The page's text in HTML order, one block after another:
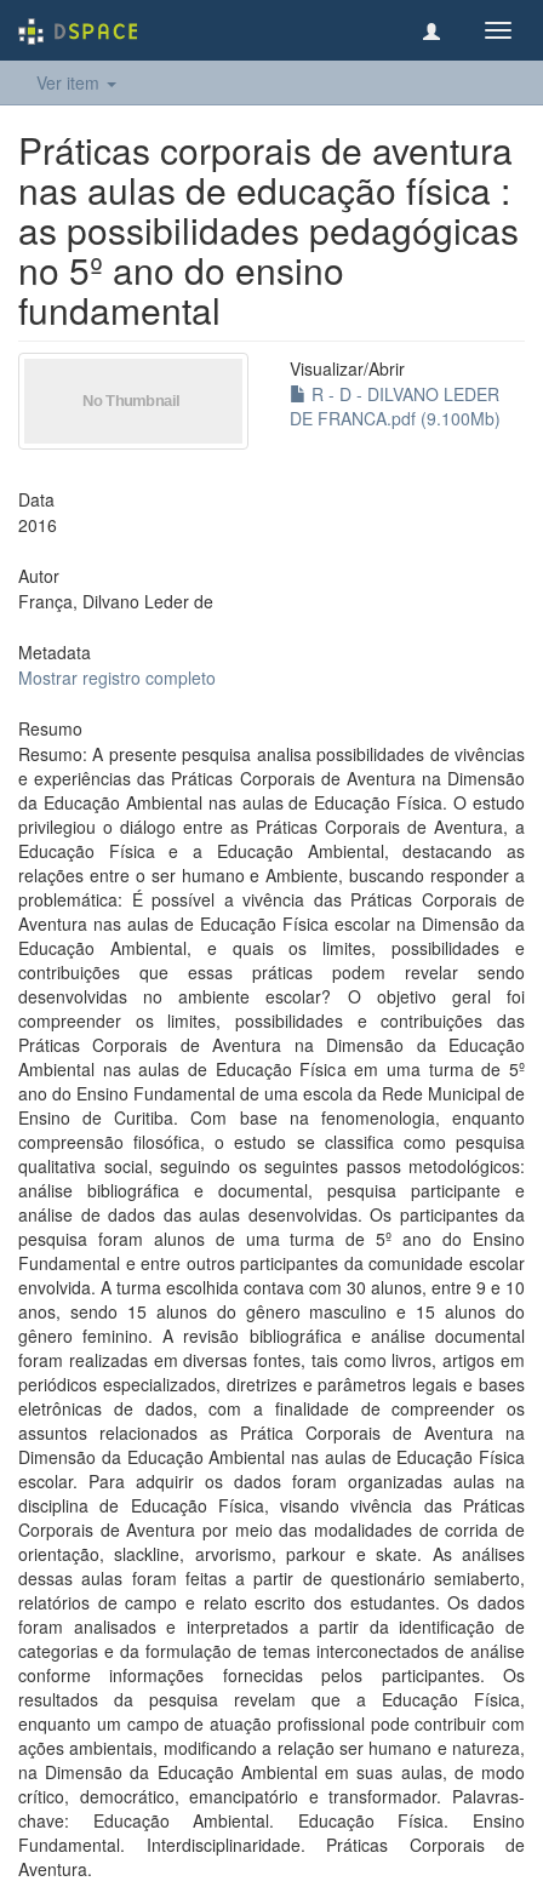
Ver item
Práticas corporais de aventura
nas aulas de educação física :
as possibilidades pedagógicas
no 5º ano do ensino
fundamental
Visualizar/Abrir
R - D - DILVANO LEDER
DE FRANCA.pdf (9.100Mb)
Data
2016
Autor
França, Dilvano Leder de
Metadata
Mostrar registro completo
Resumo
Resumo: A presente pesquisa analisa possibilidades de vivências
e experiências das Práticas Corporais de Aventura na Dimensão
da Educação Ambiental nas aulas de Educação Física. O estudo
privilegiou o diálogo entre as Práticas Corporais de Aventura, a
Educação Física e a Educação Ambiental, destacando as
relações entre o ser humano e Ambiente, buscando responder a
problemática: É possível a vivência das Práticas Corporais de
Aventura nas aulas de Educação Física escolar na Dimensão da
Educação Ambiental, e quais os limites, possibilidades e
contribuições que essas práticas podem revelar sendo
desenvolvidas no ambiente escolar? O objetivo geral foi
compreender os limites, possibilidades e contribuições das
Práticas Corporais de Aventura na Dimensão da Educação
Ambiental nas aulas de Educação Física em uma turma de 5º
ano do Ensino Fundamental de uma escola da Rede Municipal de
Ensino de Curitiba. Com base na fenomenologia, enquanto
compreensão filosófica, o estudo se classifica como pesquisa
qualitativa social, seguindo os seguintes passos metodológicos:
análise bibliográfica e documental, pesquisa participante e
análise de dados das aulas desenvolvidas. Os participantes da
pesquisa foram alunos de uma turma de 5º ano do Ensino
Fundamental e entre outros participantes da comunidade escolar
envolvida. A turma escolhida contava com 30 alunos, entre 9 e 10
anos, sendo 15 alunos do gênero masculino e 15 alunos do
gênero feminino. A revisão bibliográfica e análise documental
foram realizadas em diversas fontes, tais como livros, artigos em
periódicos especializados, diretrizes e parâmetros legais e bases
eletrônicas de dados, com a finalidade de compreender os
assuntos relacionados as Prática Corporais de Aventura na
Dimensão da Educação Ambiental nas aulas de Educação Física
escolar. Para adquirir os dados foram organizadas aulas na
disciplina de Educação Física, visando vivência das Práticas
Corporais de Aventura por meio das modalidades de corrida de
orientação, slackline, arvorismo, parkour e skate. As análises
dessas aulas foram feitas a partir de questionário semiaberto,
relatórios de campo e relato escrito dos estudantes. Os dados
foram analisados e interpretados a partir da identificação de
categorias e da formulação de temas interconectados de análise
conforme informações fornecidas pelos participantes. Os
resultados da pesquisa revelam que a Educação Física,
enquanto um campo de atuação profissional pode contribuir com
ações ambientais, modificando a relação ser humano e natureza,
na Dimensão da Educação Ambiental em suas aulas, de modo
crítico, democrático, emancipatório e transformador. Palavras-
chave: Educação Ambiental. Educação Física. Ensino
Fundamental. Interdisciplinaridade. Práticas Corporais de
Aventura.